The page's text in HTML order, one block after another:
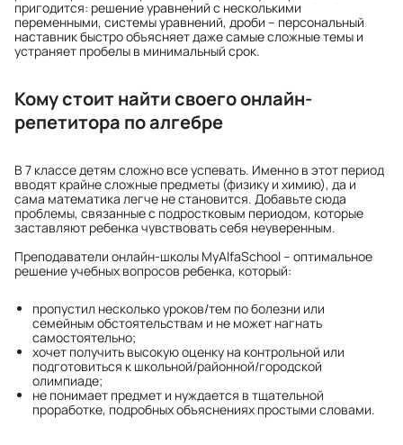
пригодится: решение уравнений с несколькими
переменными, системы уравнений, дроби – персональный
наставник быстро объясняет даже самые сложные темы и
устраняет пробелы в минимальный срок.
Кому стоит найти своего онлайн-
репетитора по алгебре
В 7 классе детям сложно все успевать. Именно в этот период
вводят крайне сложные предметы (физику и химию), да и
сама математика легче не становится. Добавьте сюда
проблемы, связанные с подростковым периодом, которые
заставляют ребенка чувствовать себя неуверенным.
Преподаватели онлайн-школы MyAlfaSchool – оптимальное
решение учебных вопросов ребенка, который:
пропустил несколько уроков/тем по болезни или
семейным обстоятельствам и не может нагнать
самостоятельно;
хочет получить высокую оценку на контрольной или
подготовиться к школьной/районной/городской
олимпиаде;
не понимает предмет и нуждается в тщательной
проработке, подробных объяснениях простыми словами.